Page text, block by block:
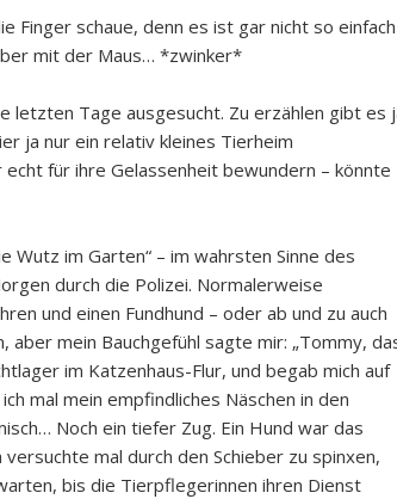
Finger schaue, denn es ist gar nicht so einfach
mit der Maus… *zwinker*
letzten Tage ausgesucht. Zu erzählen gibt es
ja nur ein relativ kleines Tierheim
für ihre Gelassenheit bewundern – könnte
Wutz im Garten“ – im wahrsten Sinne des
durch die Polizei. Normalerweise
und einen Fundhund – oder ab und zu auch
aber mein Bauchgefühl sagte mir: „Tommy,
im Katzenhaus-Flur, und begab mich auf
mal mein empfindliches Näschen in den
Noch ein tiefer Zug. Ein Hund war das
mal durch den Schieber zu spinxen,
bis die Tierpflegerinnen ihren Dienst